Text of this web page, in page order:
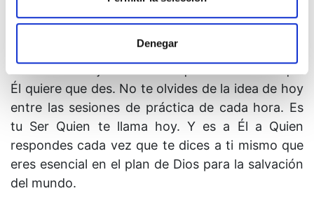
Denegar
triunfar cuando es Dios Mismo Quien te llama?
10. Él estará allí. Eres esencial en Su plan. Hoy
Él quiere que des. No te olvides de la idea de hoy
entre las sesiones de práctica de cada hora. Es
tu Ser Quien te llama hoy. Y es a Él a Quien
respondes cada vez que te dices a ti mismo que
eres esencial en el plan de Dios para la salvación
del mundo.